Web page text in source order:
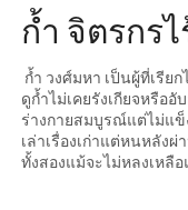
ก้ำ จิตรกร
ก้ำ วงศ์มหา เป็นผู้ที่เรีย
ดูก้ำไม่เคยรังเกียจหรือ
ร่างกายสมบูรณ์แต่ไม่แข็
เล่าเรื่องเก่าแต่หนหลัง
ทั้งสองแม้จะไม่หลงเหลื